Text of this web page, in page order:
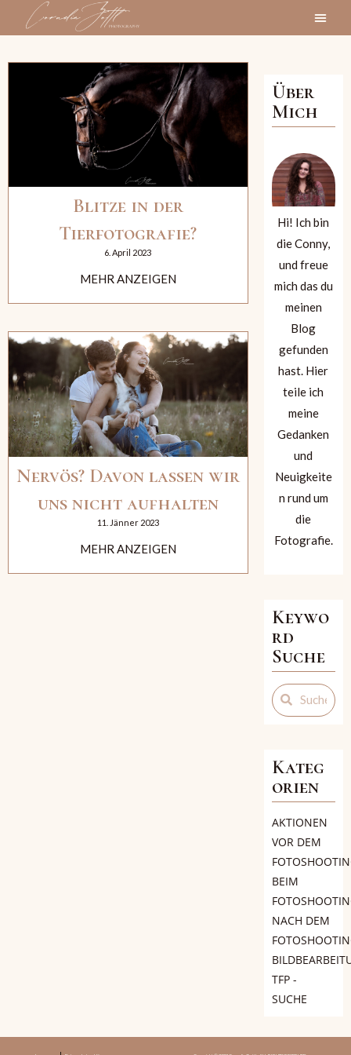
Blitze in der
Tierfotografie?
6. April 2023
MEHR ANZEIGEN
Nervös? Davon lassen wir
uns nicht aufhalten
11. Jänner 2023
MEHR ANZEIGEN
Über
Mich
Hi! Ich bin
die Conny,
und freue
mich das du
meinen
Blog
gefunden
hast. Hier
teile ich
meine
Gedanken
und
Neuigkeite
n rund um
die
Fotografie.
Keywo
rd
Suche
Kateg
orien
AKTIONEN
VOR DEM
BEIM
NACH DEM
TFP -
SUCHE